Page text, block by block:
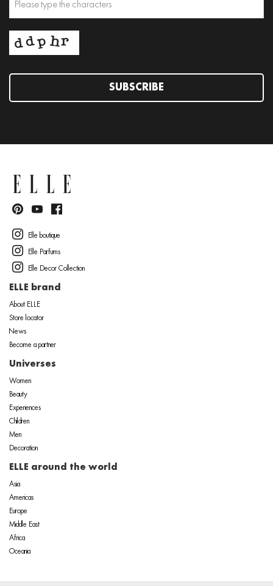
SUBSCRIBE
Elle boutique
Elle Parfums
Elle Decor Collection
ELLE brand
About ELLE
Store locator
News
Become a partner
Universes
Women
Beauty
Experiences
Children
Men
Decoration
ELLE around the world
Asia
Americas
Europe
Middle East
Africa
Oceania